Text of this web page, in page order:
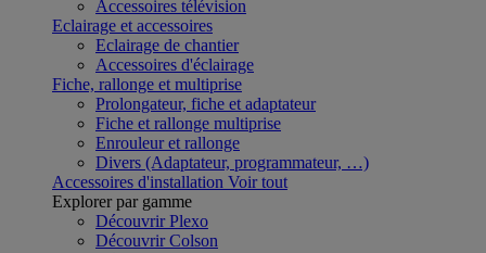
Accessoires télévision
Eclairage et accessoires
Eclairage de chantier
Accessoires d'éclairage
Fiche, rallonge et multiprise
Prolongateur, fiche et adaptateur
Fiche et rallonge multiprise
Enrouleur et rallonge
Divers (Adaptateur, programmateur, …)
Accessoires d'installation Voir tout
Explorer par gamme
Découvrir Plexo
Découvrir Colson